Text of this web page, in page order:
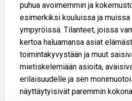
puhua avoimemmin ja
esimerkiksi kouluissa ja
ympyröissä. Tilanteet, joissa
kertoa haluamansa asiat
toimintakyvystään ja muut
mietiskelemiään asioita,
erilaisuudelle ja sen
näyttäytyisivät paremmin